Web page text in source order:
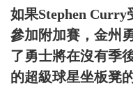
如果Stephen Curry
參加附加賽，金州
了勇士將在沒有季
的超級球星坐板凳